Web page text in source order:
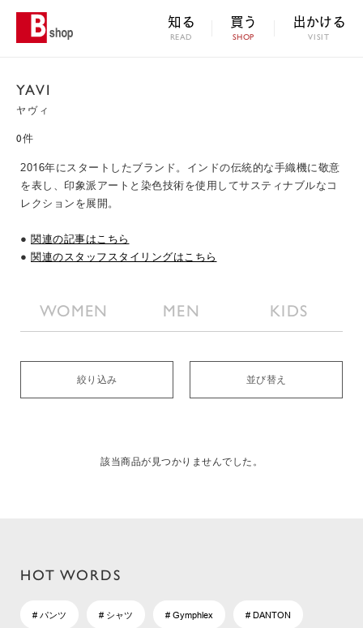
知る
READ
買う
SHOP
出かける
VISIT
YAVI
ヤヴィ
0件
2016年にスタートしたブランド。インドの伝統的な手織機に敬意
を表し、印象派アートと染色技術を使用してサスティナブルなコ
レクションを展開。
● 関連の記事はこちら
● 関連のスタッフスタイリングはこちら
WOMEN MEN KIDS
絞り込み 並び替え
該当商品が見つかりませんでした。
HOT WORDS
# パンツ # シャツ # Gymphlex # DANTON